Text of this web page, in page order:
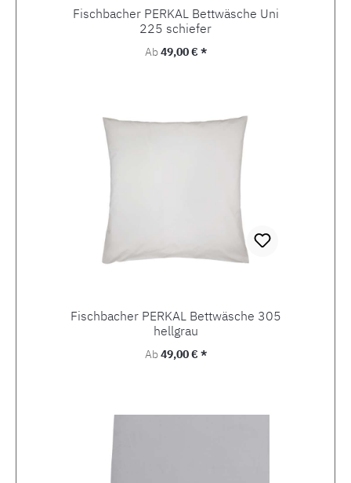
Fischbacher PERKAL Bettwäsche Uni
225 schiefer
Regulärer Preis:
Ab49,00 € *
Fischbacher PERKAL Bettwäsche 305
hellgrau
Regulärer Preis:
Ab49,00 € *